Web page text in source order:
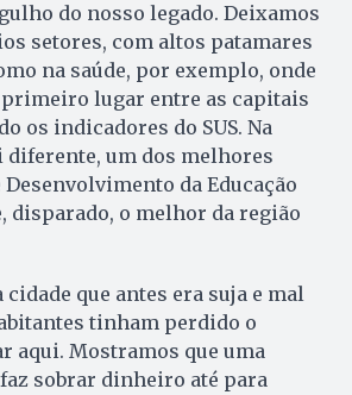
do nosso legado. Deixamos
setores, com altos patamares
na saúde, por exemplo, onde
lugar entre as capitais
os indicadores do SUS. Na
diferente, um dos melhores
da Educação
disparado, o melhor da região
que antes era suja e mal
tinham perdido o
aqui. Mostramos que uma
sobrar dinheiro até para